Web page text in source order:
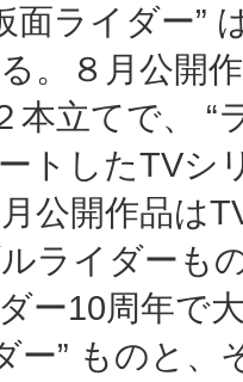
ライダー”
。８月公開
本立てで、 “
トしたTVシ
公開作品は
ライダーも
ー10周年で
ー” ものと、